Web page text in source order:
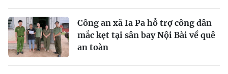
Công an xã Ia Pa hỗ trợ công dân
mắc kẹt tại sân bay Nội Bài về quê
an toàn